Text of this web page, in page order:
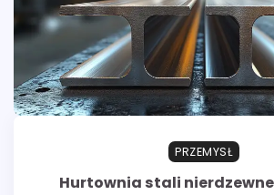
PRZEMYSŁ
Hurtownia stali